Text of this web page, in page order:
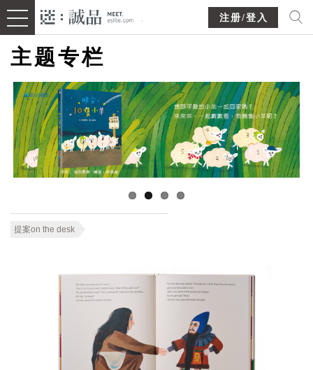
注册/登入
主题专栏
提案on the desk